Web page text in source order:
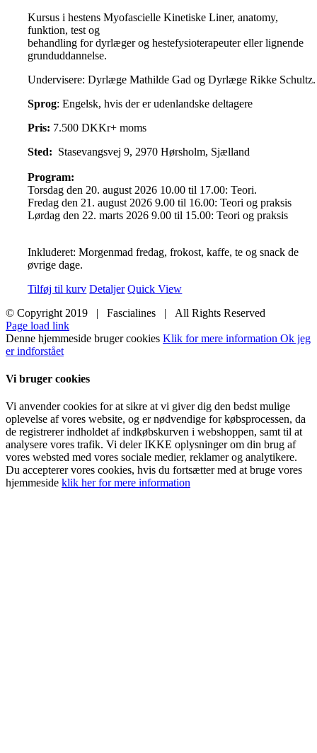
Kursus i hestens Myofascielle Kinetiske Liner, anatomy,
funktion, test og
behandling for dyrlæger og hestefysioterapeuter eller lignende
grunduddannelse.
Undervisere: Dyrlæge Mathilde Gad og Dyrlæge Rikke Schultz.
Sprog: Engelsk, hvis der er udenlandske deltagere
Pris: 7.500 DKKr+ moms
Sted: Stasevangsvej 9, 2970 Hørsholm, Sjælland
Program:
Torsdag den 20. august 2026 10.00 til 17.00: Teori.
Fredag den 21. august 2026 9.00 til 16.00: Teori og praksis
Lørdag den 22. marts 2026 9.00 til 15.00: Teori og praksis
Inkluderet: Morgenmad fredag, frokost, kaffe, te og snack de
øvrige dage.
Tilføj til kurv Detaljer Quick View
© Copyright 2019 | Fascialines | All Rights Reserved
Page load link
Denne hjemmeside bruger cookies Klik for mere information Ok jeg
er indforstået
Vi bruger cookies
Vi anvender cookies for at sikre at vi giver dig den bedst mulige
oplevelse af vores website, og er nødvendige for købsprocessen, da
de registrerer indholdet af indkøbskurven i webshoppen, samt til at
analysere vores trafik. Vi deler IKKE oplysninger om din brug af
vores websted med vores sociale medier, reklamer og analytikere.
Du accepterer vores cookies, hvis du fortsætter med at bruge vores
hjemmeside klik her for mere information